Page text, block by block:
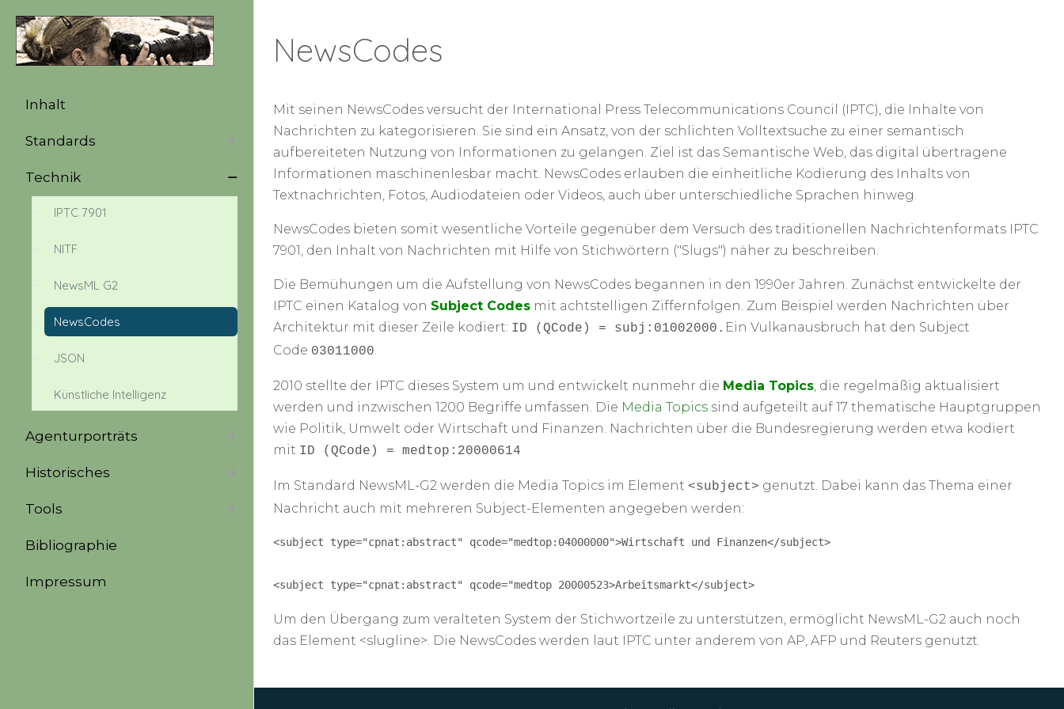
Inhalt
Standards
Technik
IPTC 7901
NITF
NewsML G2
NewsCodes
JSON
Künstliche Intelligenz
Agenturporträts
Historisches
Tools
Bibliographie
Impressum
NewsCodes
Mit seinen NewsCodes versucht der International Press Telecommunications Council (IPTC), die Inhalte von
Nachrichten zu kategorisieren. Sie sind ein Ansatz, von der schlichten Volltextsuche zu einer semantisch
aufbereiteten Nutzung von Informationen zu gelangen. Ziel ist das Semantische Web, das digital übertragene
Informationen maschinenlesbar macht. NewsCodes erlauben die einheitliche Kodierung des Inhalts von
Textnachrichten, Fotos, Audiodateien oder Videos, auch über unterschiedliche Sprachen hinweg.
NewsCodes bieten somit wesentliche Vorteile gegenüber dem Versuch des traditionellen Nachrichtenformats IPTC
7901, den Inhalt von Nachrichten mit Hilfe von Stichwörtern ("Slugs") näher zu beschreiben.
Die Bemühungen um die Aufstellung von NewsCodes begannen in den 1990er Jahren. Zunächst entwickelte der
IPTC einen Katalog von Subject Codes mit achtstelligen Ziffernfolgen. Zum Beispiel werden Nachrichten über
Architektur mit dieser Zeile kodiert: ID (QCode) = subj:01002000. Ein Vulkanausbruch hat den Subject
Code 03011000
2010 stellte der IPTC dieses System um und entwickelt nunmehr die Media Topics , die regelmäßig aktualisiert
werden und inzwischen 1200 Begriffe umfassen. Die Media Topics sind aufgeteilt auf 17 thematische Hauptgruppen
wie Politik, Umwelt oder Wirtschaft und Finanzen. Nachrichten über die Bundesregierung werden etwa kodiert
mit ID (QCode) = medtop:20000614
Im Standard NewsML-G2 werden die Media Topics im Element <subject> genutzt. Dabei kann das Thema einer
Nachricht auch mit mehreren Subject-Elementen angegeben werden:
<subject type="cpnat:abstract" qcode="medtop:04000000">Wirtschaft und Finanzen</subject>
<subject type="cpnat:abstract" qcode="medtop 20000523>Arbeitsmarkt</subject>
Um den Übergang zum veralteten System der Stichwortzeile zu unterstützen, ermöglicht NewsML-G2 auch noch
das Element <slugline>. Die NewsCodes werden laut IPTC unter anderem von AP, AFP und Reuters genutzt.